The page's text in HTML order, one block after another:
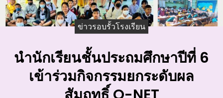
ข่าวรอบรั้วโรงเรียน
นำนักเรียนชั้นประถมศึกษาปีที่ 6
เข้าร่วมกิจกรรมยกระดับผล